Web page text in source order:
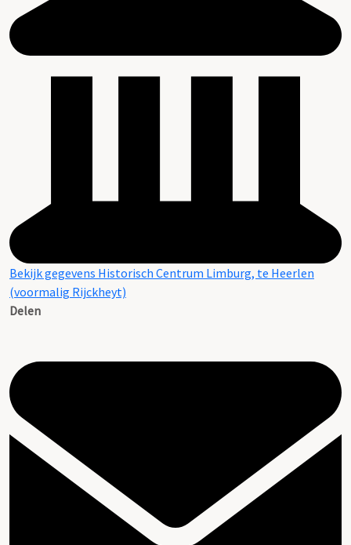
Bekijk gegevens Historisch Centrum Limburg, te Heerlen
(voormalig Rijckheyt)
Delen